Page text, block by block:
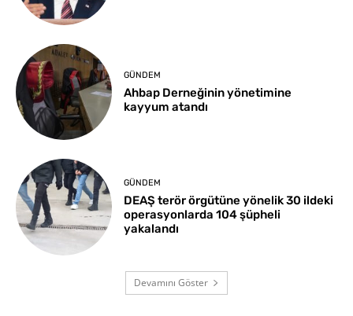
GÜNDEM
Ahbap Derneğinin yönetimine
kayyum atandı
GÜNDEM
DEAŞ terör örgütüne yönelik 30 ildeki
operasyonlarda 104 şüpheli
yakalandı
Devamını Göster